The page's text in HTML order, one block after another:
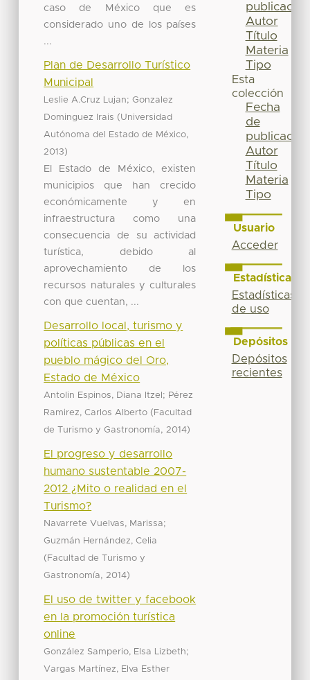
caso de México que es
considerado uno de los países
...
Plan de Desarrollo Turístico
Municipal
Leslie A.Cruz Lujan;Gonzalez
Dominguez Irais (Universidad
Autónoma del Estado de México,
2013)
El Estado de México, existen
municipios que han crecido
económicamente y en
infraestructura como una
consecuencia de su actividad
turística, debido al
aprovechamiento de los
recursos naturales y culturales
con que cuentan, ...
Desarrollo local, turismo y
políticas públicas en el
pueblo mágico del Oro,
Estado de México
Antolin Espinos, Diana Itzel ; Pérez
Ramirez, Carlos Alberto ( Facultad
de Turismo y Gastronomía, 2014)
El progreso y desarrollo
humano sustentable 2007-
2012 ¿Mito o realidad en el
Turismo?
Navarrete Vuelvas, Marissa;
Guzmán Hernández, Celia
( Facultad de Turismo y
Gastronomía, 2014)
El uso de twitter y facebook
en la promoción turística
online
González Samperio, Elsa Lizbeth;
Vargas Martínez, Elva Esther
publicación
Autor
Título
Materia
Tipo
Esta
colección
Fecha
de
publicación
Autor
Título
Materia
Tipo
Usuario
Acceder
Estadísticas
Estadísticas
de uso
Depósitos
Depósitos
recientes